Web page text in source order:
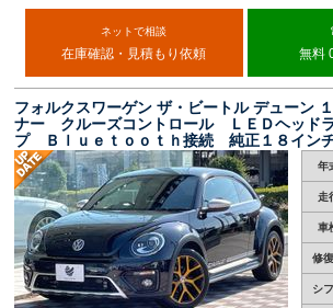
ネットで相談
在庫確認・見積もり依頼 無料
フォルクスワーゲン ザ・ビートル デューン
ナー クルーズコントロール ＬＥＤヘッド
プ Ｂｌｕｅｔｏｏｔｈ接続 純正１８イン
Ｗ スマートキー ブラインドスポットモニ
ー 革巻ステアリング クリアランスソナー
ドルシフト 禁煙車
年
走
車
修
シ